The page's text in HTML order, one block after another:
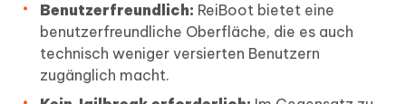
Benutzerfreundlich: ReiBoot bietet eine
benutzerfreundliche Oberfläche, die es auch
technisch weniger versierten Benutzern
zugänglich macht.